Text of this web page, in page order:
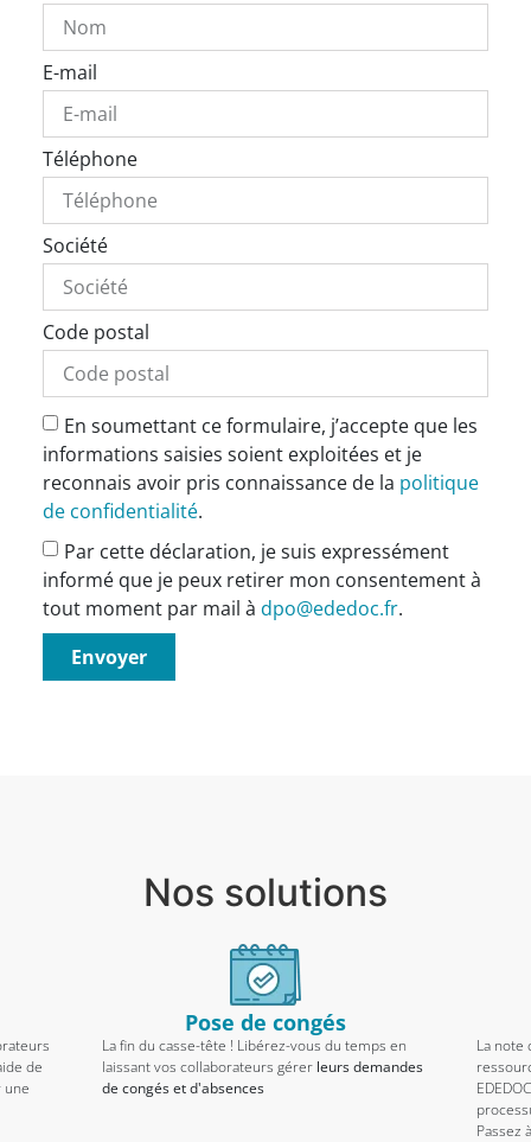
E-mail
Téléphone
Société
Code postal
En soumettant ce formulaire, j’accepte que les
informations saisies soient exploitées et je
reconnais avoir pris connaissance de la politique
de confidentialité.
Par cette déclaration, je suis expressément
informé que je peux retirer mon consentement à
tout moment par mail à dpo@ededoc.fr.
Envoyer
Nos solutions
de
une
Pose de congés
La fin du casse-tête ! Libérez-vous du temps en
laissant vos collaborateurs gérer leurs demandes
de congés et d'absences
La note
Passez